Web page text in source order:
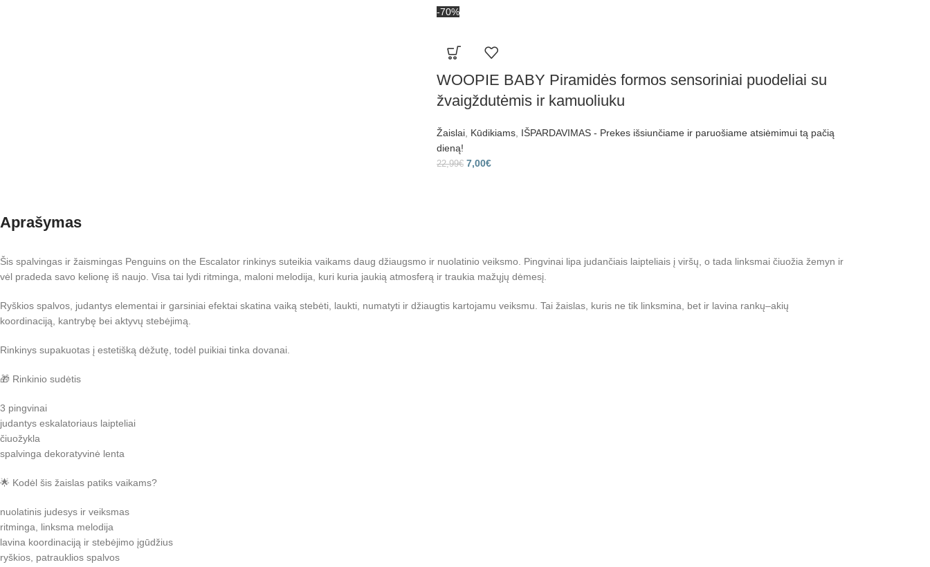
-70%
WOOPIE BABY Piramidės formos sensoriniai puodeliai su
žvaigždutėmis ir kamuoliuku
Žaislai Kūdikiams IŠPARDAVIMAS - Prekes išsiunčiame ir paruošiame atsiėmimui tą pačią
dieną!
22,99€ 7,00€
Aprašymas
Šis spalvingas ir žaismingas Penguins on the Escalator rinkinys suteikia vaikams daug džiaugsmo ir nuolatinio veiksmo. Pingvinai lipa judančiais laipteliais į viršų, o tada linksmai čiuožia žemyn ir
vėl pradeda savo kelionę iš naujo. Visa tai lydi ritminga, maloni melodija, kuri kuria jaukią atmosferą ir traukia mažųjų dėmesį.
Ryškios spalvos, judantys elementai ir garsiniai efektai skatina vaiką stebėti, laukti, numatyti ir džiaugtis kartojamu veiksmu. Tai žaislas, kuris ne tik linksmina, bet ir lavina rankų–akių
koordinaciją, kantrybę bei aktyvų stebėjimą.
Rinkinys supakuotas į estetišką dėžutę, todėl puikiai tinka dovanai.
🎁 Rinkinio sudėtis
3 pingvinai
judantys eskalatoriaus laipteliai
čiuožykla
spalvinga dekoratyvinė lenta
🌟 Kodėl šis žaislas patiks vaikams?
nuolatinis judesys ir veiksmas
ritminga, linksma melodija
lavina koordinaciją ir stebėjimo įgūdžius
ryškios, patrauklios spalvos